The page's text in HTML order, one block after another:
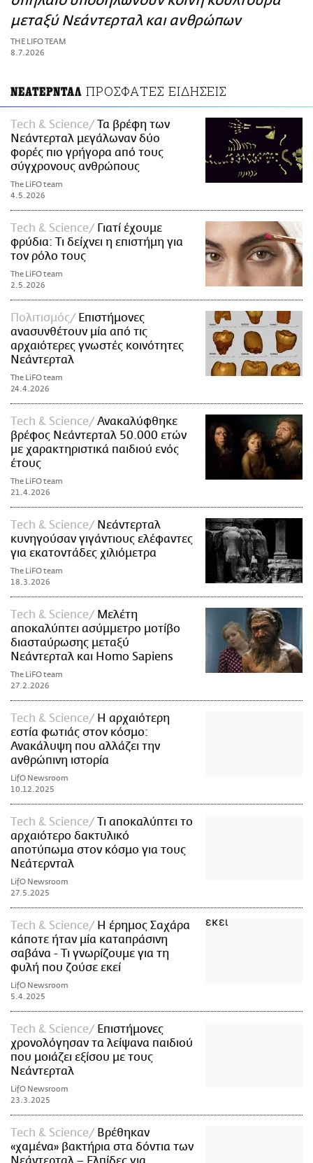
ΑΜΠΑ
PRINT
μεταξύ Νεάντερταλ και ανθρώπων
THE LIFO TEAM
8.7.2026
ΝΕΑΤΕΡΝΤΑΛ ΠΡΟΣΦΑΤΕΣ ΕΙΔΗΣΕΙΣ
Τech & Science
Τα βρέφη των
Νεάντερταλ μεγάλωναν δύο
φορές πιο γρήγορα από τους
σύγχρονους ανθρώπους
The LiFO team
4.5.2026
Τech & Science
Γιατί έχουμε
φρύδια: Τι δείχνει η επιστήμη για
τον ρόλο τους
The LiFO team
2.5.2026
Πολιτισμός
Επιστήμονες
ανασυνθέτουν μία από τις
αρχαιότερες γνωστές κοινότητες
Νεάντερταλ
The LiFO team
24.4.2026
Τech & Science
Ανακαλύφθηκε
βρέφος Νεάντερταλ 50.000 ετών
με χαρακτηριστικά παιδιού ενός
έτους
The LiFO team
21.4.2026
Τech & Science
Νεάντερταλ
κυνηγούσαν γιγάντιους ελέφαντες
για εκατοντάδες χιλιόμετρα
The LiFO team
18.3.2026
Τech & Science
Μελέτη
αποκαλύπτει ασύμμετρο μοτίβο
διασταύρωσης μεταξύ
Νεάντερταλ και Homo Sapiens
The LiFO team
27.2.2026
Τech & Science
Η αρχαιότερη
εστία φωτιάς στον κόσμο:
Ανακάλυψη που αλλάζει την
ανθρώπινη ιστορία
LifO Newsroom
10.12.2025
Τech & Science
Τι αποκαλύπτει το
αρχαιότερο δακτυλικό
αποτύπωμα στον κόσμο για τους
Νεάτερνταλ
LifO Newsroom
27.5.2025
Τech & Science
Η έρημος Σαχάρα
κάποτε ήταν μία καταπράσινη
σαβάνα - Τι γνωρίζουμε για τη
φυλή που ζούσε εκεί
LifO Newsroom
5.4.2025
Τech & Science
Επιστήμονες
χρονολόγησαν τα λείψανα παιδιού
που μοιάζει εξίσου με τους
Νεάντερταλ
LifO Newsroom
23.3.2025
Τech & Science
Βρέθηκαν
«χαμένα» βακτήρια στα δόντια των